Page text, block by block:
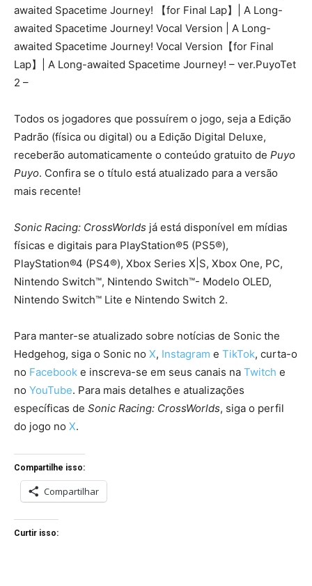
awaited Spacetime Journey! 【for Final Lap】| A Long-
awaited Spacetime Journey! Vocal Version | A Long-
awaited Spacetime Journey! Vocal Version【for Final
Lap】| A Long-awaited Spacetime Journey! – ver.PuyoTet
2 –
Todos os jogadores que possuírem o jogo, seja a Edição
Padrão (física ou digital) ou a Edição Digital Deluxe,
receberão automaticamente o conteúdo gratuito de Puyo
Puyo. Confira se o título está atualizado para a versão
mais recente!
Sonic Racing: CrossWorlds já está disponível em mídias
físicas e digitais para PlayStation®5 (PS5®),
PlayStation®4 (PS4®), Xbox Series X|S, Xbox One, PC,
Nintendo Switch™, Nintendo Switch™- Modelo OLED,
Nintendo Switch™ Lite e Nintendo Switch 2.
Para manter-se atualizado sobre notícias de Sonic the
Hedgehog, siga o Sonic no X, Instagram e TikTok, curta-o
no Facebook e inscreva-se em seus canais na Twitch e
no YouTube. Para mais detalhes e atualizações
específicas de Sonic Racing: CrossWorlds, siga o perfil
do jogo no X.
Compartilhe isso:
Compartilhar
Curtir isso: